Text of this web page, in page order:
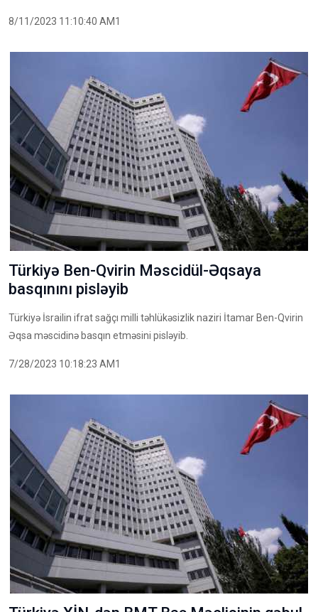
8/11/2023 11:10:40 AM1
Türkiyə Ben-Qvirin Məscidül-Əqsaya
basqınını pisləyib
Türkiyə İsrailin ifrat sağçı milli təhlükəsizlik naziri İtamar Ben-Qvirin
Əqsa məscidinə basqın etməsini pisləyib.
7/28/2023 10:18:23 AM1